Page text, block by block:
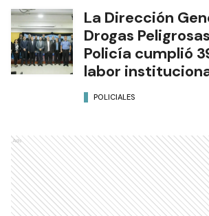
La Dirección
Drogas
Policía cumplió
labor
POLICIALES
Ads